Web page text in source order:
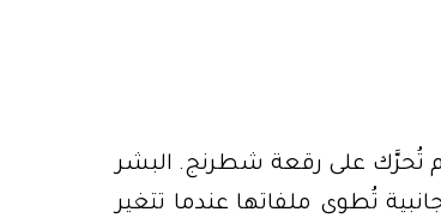
تُحرَّك على رقعة شطرنج. البشر
تُطوى ملفاتها عندما تتغير